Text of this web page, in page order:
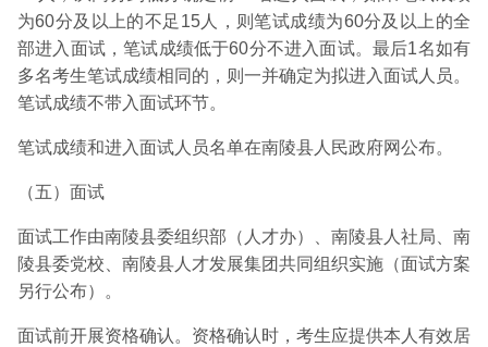
为60分及以上的不足15人，则笔试成绩为60分及以上的全
部进入面试，笔试成绩低于60分不进入面试。最后1名如有
多名考生笔试成绩相同的，则一并确定为拟进入面试人员。
笔试成绩不带入面试环节。
笔试成绩和进入面试人员名单在南陵县人民政府网公布。
（五）面试
面试工作由南陵县委组织部（人才办）、南陵县人社局、南
陵县委党校、南陵县人才发展集团共同组织实施（面试方案
另行公布）。
面试前开展资格确认。资格确认时，考生应提供本人有效居